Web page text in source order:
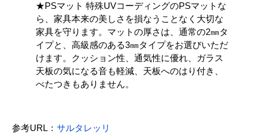
★PSマット 特殊UVコーディングのPSマットな
ら、家具本来の美しさを損なうことなく大切な
家具を守ります。マットの厚さは、通常の2㎜タ
イプと、高級感のある3㎜タイプをお選びいただ
けます。クッション性、通気性に優れ、ガラス
天板の気になる音も軽減、天板へのはり付き、
べたつきもありません。
参考URL： サルタレッリ